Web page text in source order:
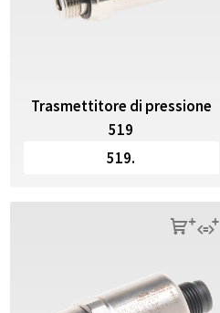
Trasmettitore di pressione
519
519.
sq